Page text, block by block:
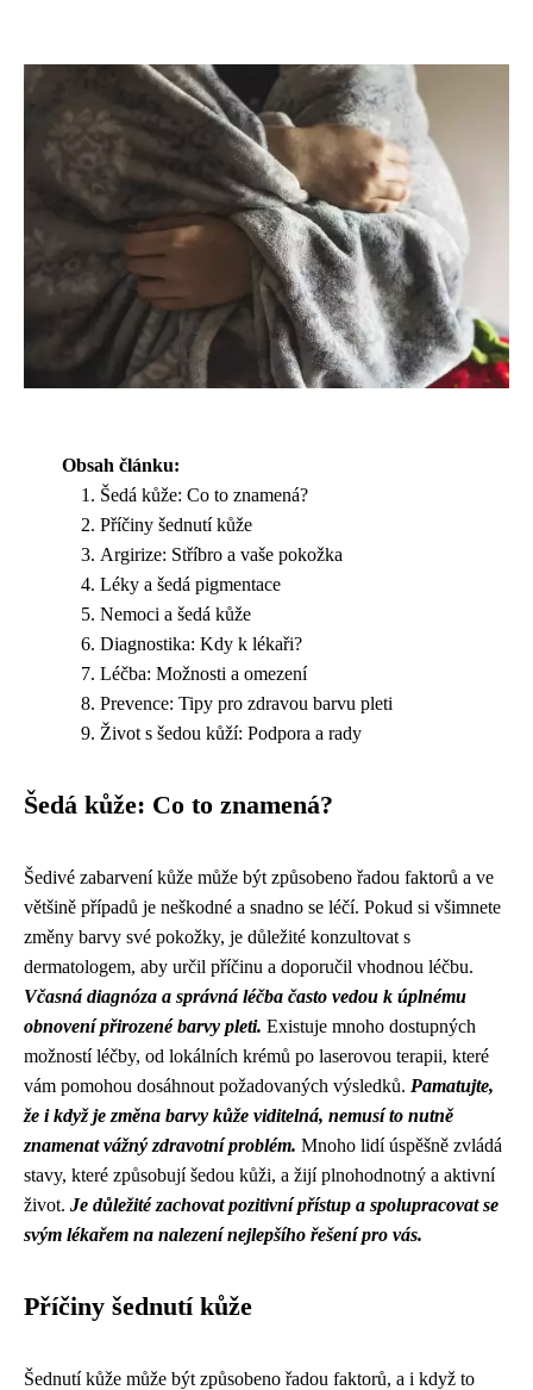
Obsah článku:
Šedá kůže: Co to znamená?
Příčiny šednutí kůže
Argirize: Stříbro a vaše pokožka
Léky a šedá pigmentace
Nemoci a šedá kůže
Diagnostika: Kdy k lékaři?
Léčba: Možnosti a omezení
Prevence: Tipy pro zdravou barvu pleti
Život s šedou kůží: Podpora a rady
Šedá kůže: Co to znamená?
Šedivé zabarvení kůže může být způsobeno řadou faktorů a ve
většině případů je neškodné a snadno se léčí. Pokud si všimnete
změny barvy své pokožky, je důležité konzultovat s
dermatologem, aby určil příčinu a doporučil vhodnou léčbu.
Včasná diagnóza a správná léčba často vedou k úplnému
obnovení přirozené barvy pleti. Existuje mnoho dostupných
možností léčby, od lokálních krémů po laserovou terapii, které
vám pomohou dosáhnout požadovaných výsledků. Pamatujte,
že i když je změna barvy kůže viditelná, nemusí to nutně
znamenat vážný zdravotní problém. Mnoho lidí úspěšně zvládá
stavy, které způsobují šedou kůži, a žijí plnohodnotný a aktivní
život. Je důležité zachovat pozitivní přístup a spolupracovat se
svým lékařem na nalezení nejlepšího řešení pro vás.
Příčiny šednutí kůže
Šednutí kůže může být způsobeno řadou faktorů, a i když to